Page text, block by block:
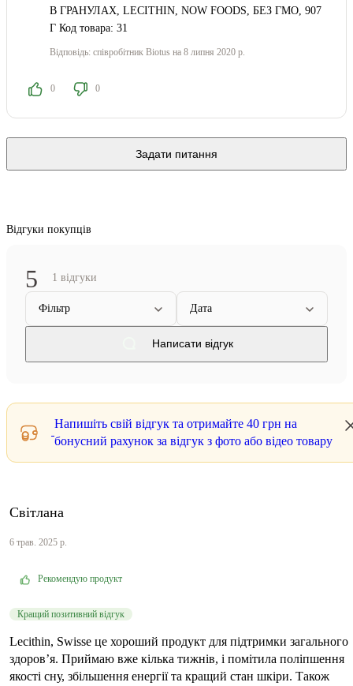
В ГРАНУЛАХ, LECITHIN, NOW FOODS, БЕЗ ГМО, 907
Г Код товара: 31
Відповідь: співробітник Biotus на 8 липня 2020 р.
0 0
Задати питання
Відгуки покупців
5 1 відгуки
Фільтр Дата
Написати відгук
Напишіть свій відгук та отримайте 40 грн на
бонусний рахунок за відгук з фото або відео товару
Світлана
6 трав. 2025 р.
Рекомендую продукт
Кращий позитивний відгук
Lecithin, Swisse це хороший продукт для підтримки загального
здоров’я. Приймаю вже кілька тижнів, і помітила поліпшення
якості сну, збільшення енергії та кращий стан шкіри. Також